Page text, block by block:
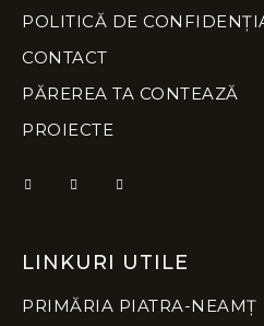
POLITICĂ DE
CONTACT
PĂREREA TA CONTEAZĂ
PROIECTE
LINKURI UTILE
PRIMĂRIA PIATRA-NEAMȚ